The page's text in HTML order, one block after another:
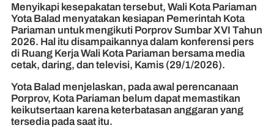
Menyikapi kesepakatan tersebut, Wali Kota Pariaman
Yota Balad menyatakan kesiapan Pemerintah Kota
Pariaman untuk mengikuti Porprov Sumbar XVI Tahun
2026. Hal itu disampaikannya dalam konferensi pers
di Ruang Kerja Wali Kota Pariaman bersama media
cetak, daring, dan televisi, Kamis (29/1/2026).
Yota Balad menjelaskan, pada awal perencanaan
Porprov, Kota Pariaman belum dapat memastikan
keikutsertaan karena keterbatasan anggaran yang
tersedia pada saat itu.